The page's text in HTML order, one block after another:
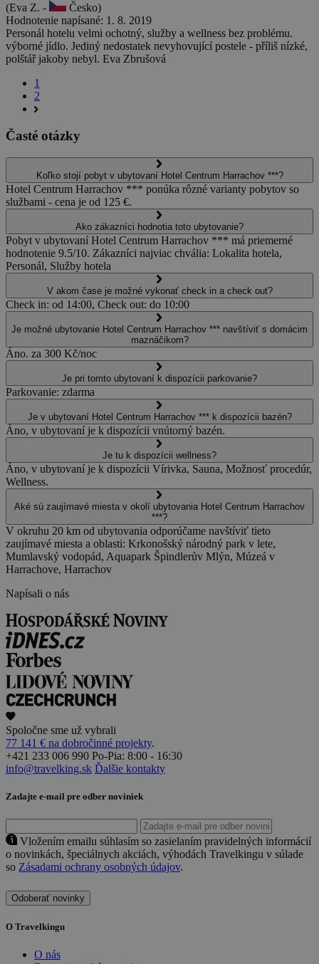
(Eva Z. -
Česko)
Hodnotenie napísané: 1. 8. 2019
Personál hotelu velmi ochotný, služby a wellness bez problému.
výborné jídlo. Jediný nedostatek nevyhovující postele - příliš nízké,
polštář jakoby nebyl. Eva Zbrušová
1
2
Časté otázky
Koľko stojí pobyt v ubytovaní Hotel Centrum Harrachov ***?
Hotel Centrum Harrachov *** ponúka rôzné varianty pobytov so
službami - cena je od 125 €.
Ako zákazníci hodnotia toto ubytovanie?
Pobyt v ubytovaní Hotel Centrum Harrachov *** má priemerné
hodnotenie 9.5/10. Zákazníci najviac chvália: Lokalita hotela,
Personál, Služby hotela
V akom čase je možné vykonať check in a check out?
Check in: od 14:00, Check out: do 10:00
Je možné ubytovanie Hotel Centrum Harrachov *** navštíviť s domácim
maznáčikom?
Áno. za 300 Kč/noc
Je pri tomto ubytovaní k dispozícii parkovanie?
Parkovanie: zdarma
Je v ubytovaní Hotel Centrum Harrachov *** k dispozícii bazén?
Áno, v ubytovaní je k dispozícii vnútorný bazén.
Je tu k dispozícii wellness?
Áno, v ubytovaní je k dispozícii Vírivka, Sauna, Možnosť procedúr,
Wellness.
Aké sú zaujímavé miesta v okolí ubytovania Hotel Centrum Harrachov
***?
V okruhu 20 km od ubytovania odporúčame navštíviť tieto
zaujímavé miesta a oblasti: Krkonošský národný park v lete,
Mumlavský vodopád, Aquapark Špindlerův Mlýn, Múzeá v
Harrachove, Harrachov
Napísali o nás
Spoločne sme už vybrali
77 141 € na dobročinné projekty.
+421 233 006 990 Po-Pia: 8:00 - 16:30
info@travelking.sk Ďalšie kontakty
Zadajte e-mail pre odber noviniek
Vložením emailu súhlasím so zasielaním pravidelných informácií
o novinkách, špeciálnych akciách, výhodách Travelkingu v súlade
so Zásadami ochrany osobných údajov.
Odoberať novinky
O Travelkingu
O nás